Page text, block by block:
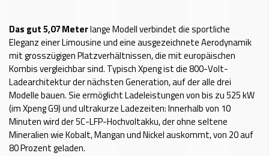
Das gut 5,07 Meterlange Modell verbindet die sportliche
Eleganz einer Limousine und eine ausgezeichnete Aerodynamik
mit grosszügigen Platzverhältnissen, die mit europäischen
Kombis vergleichbar sind. Typisch Xpeng ist die 800-Volt-
Ladearchitektur der nächsten Generation, auf der alle drei
Modelle bauen. Sie ermöglicht Ladeleistungen von bis zu 525 kW
(im Xpeng G9) und ultrakurze Ladezeiten: Innerhalb von 10
Minuten wird der 5C-LFP-Hochvoltakku, der ohne seltene
Mineralien wie Kobalt, Mangan und Nickel auskommt, von 20 auf
80 Prozent geladen.